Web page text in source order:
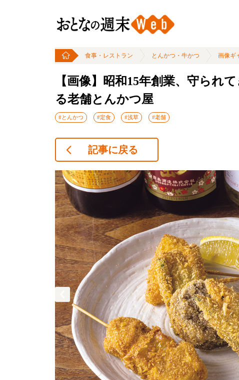
食事・レストラン とんかつ・牛かつ 画像ギ
【画像】昭和15年創業、守ら
る老舗とんかつ屋
#とんかつ #定食 #浅草 #老舗
記事に戻る